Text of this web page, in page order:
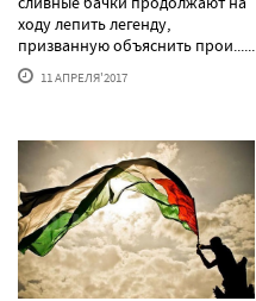
ходу лепить легенду,
призванную объяснить прои......
11 АПРЕЛЯ'2017